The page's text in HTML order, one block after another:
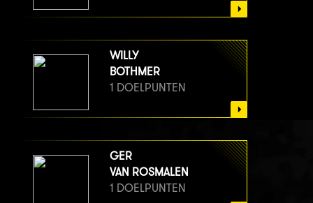
WILLY
BOTHMER
1 DOELPUNTEN
GER
VAN ROSMALEN
1 DOELPUNTEN